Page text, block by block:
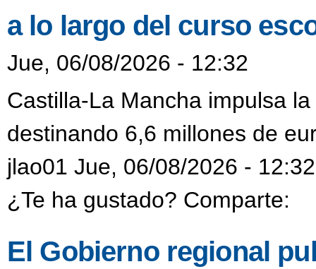
a lo largo del curso
Jue, 06/08/2026 - 12:32
Castilla-La Mancha impulsa
destinando 6,6 millones de
jlao01 Jue, 06/08/2026 - 12:32
¿Te ha gustado? Comparte:
El Gobierno regional